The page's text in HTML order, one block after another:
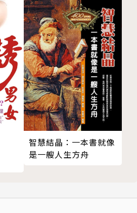
切
就有多長
智慧結晶：一本書就像
是一艘人生方舟